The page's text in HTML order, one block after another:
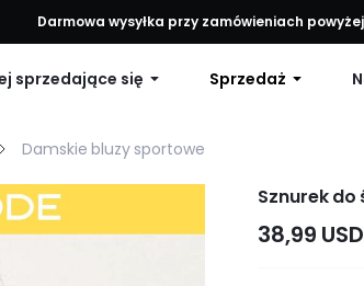
12% zniżki na zamówienia powyżej 79 USD
Darmowa wysyłka przy zamówieniach powyżej
sprzedające się Sprzedaż
Damskie bluzy sportowe
Sznurek
38,99 USD